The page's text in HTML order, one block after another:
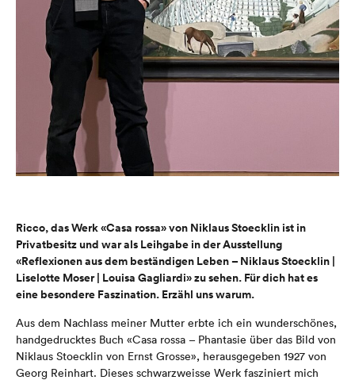
Ricco, das Werk «Casa rossa» von Niklaus Stoecklin ist in
Privatbesitz und war als Leihgabe in der Ausstellung
«Reflexionen aus dem beständigen Leben – Niklaus Stoecklin |
Liselotte Moser | Louisa Gagliardi» zu sehen. Für dich hat es
eine besondere Faszination. Erzähl uns warum.
Aus dem Nachlass meiner Mutter erbte ich ein wunderschönes,
handgedrucktes Buch «Casa rossa – Phantasie über das Bild von
Niklaus Stoecklin von Ernst Grosse», herausgegeben 1927 von
Georg Reinhart. Dieses schwarzweisse Werk fasziniert mich